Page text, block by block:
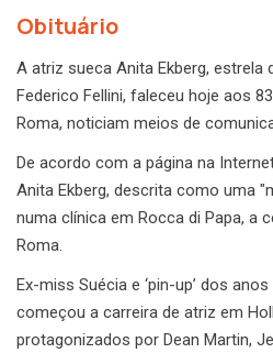
Obituário
A atriz sueca Anita Ekberg, estrela
Federico Fellini, faleceu hoje aos
Roma, noticiam meios de
De acordo com a página na
Anita Ekberg, descrita como uma
numa clínica em Rocca di Papa, a
Roma.
Ex-miss Suécia e ‘pin-up’ dos
começou a carreira de atriz em
protagonizados por Dean Martin,